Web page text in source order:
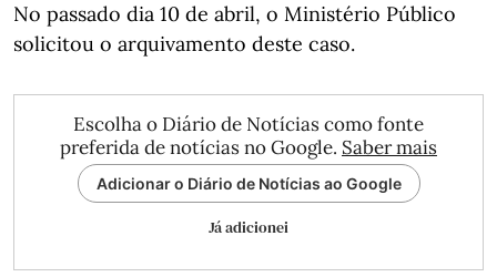
No passado dia 10 de abril, o Ministério Público
solicitou o arquivamento deste caso.
Escolha o Diário de Notícias como fonte
preferida de notícias no Google. Saber mais
Adicionar o Diário de Notícias ao Google
Já adicionei